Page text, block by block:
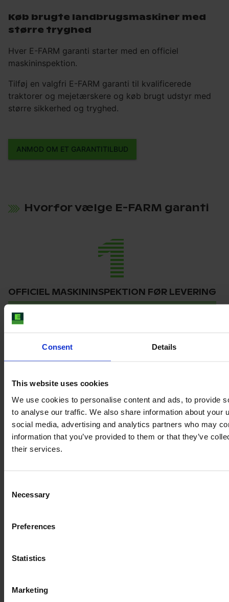
Consent Details
This website uses cookies
We use cookies to personalise content and ads, to provide
to analyse our traffic. We also share information about your
social media, advertising and analytics partners who may
information that you’ve provided to them or that they’ve
their services.
Selection
Necessary
Preferences
Statistics
Marketing
Køb brugte landbrugsmaskiner med
større tryghed
Hver E-FARM garanti starter med en officiel
maskininspektion.
Tilføj en valgfri E-FARM garanti til kvalificerede
traktorer og mejetærskere og køb brugt udstyr med
større sikkerhed og tryghed.
ANMOD OM ET GARANTITILBUD
Hvorfor vælge E-FARM garanti
1
OFFICIEL MASKININSPEKTION FØR LEVERING
2
MASKINENS TILSTAND
3
PANEUROPÆISK GARANTISUPPORT